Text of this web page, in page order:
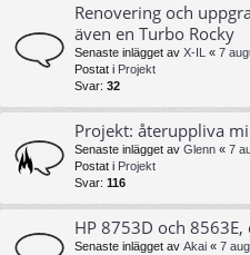
Renovering och
även en Turbo Rocky
Senaste inlägget av X-IL « 7
Postat i Projekt
Svar: 32
Projekt: återuppliva
Senaste inlägget av Glenn « 7
Postat i Projekt
Svar: 116
HP 8753D och 8563E,
Senaste inlägget av Akai « 7